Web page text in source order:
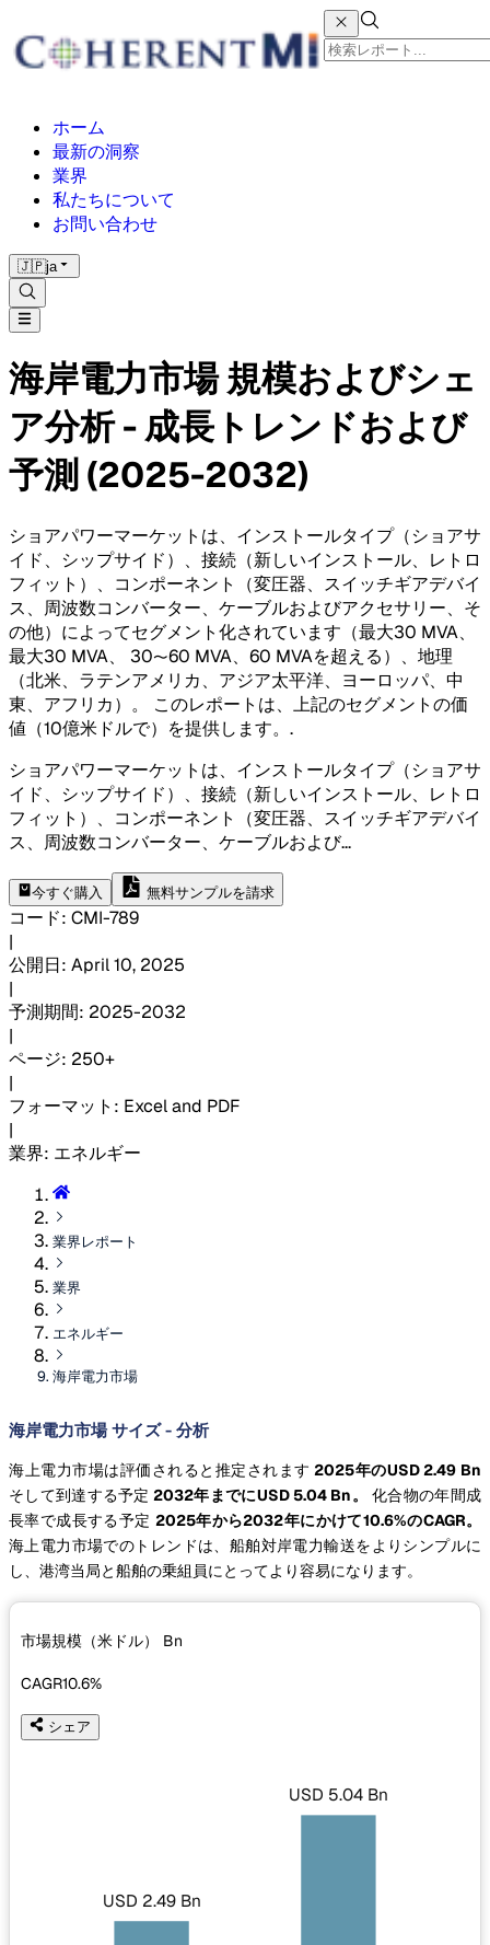
ホーム
最新の洞察
業界
私たちについて
お問い合わせ
🇯🇵ja
海岸電力市場 規模およびシェ
ア分析 - 成長トレンドおよび
予測 (2025-2032)
ショアパワーマーケットは、インストールタイプ（ショアサ
イド、シップサイド）、接続（新しいインストール、レトロ
フィット）、コンポーネント（変圧器、スイッチギアデバイ
ス、周波数コンバーター、ケーブルおよびアクセサリー、そ
の他）によってセグメント化されています（最大30 MVA、
最大30 MVA、 30〜60 MVA、60 MVAを超える）、地理
（北米、ラテンアメリカ、アジア太平洋、ヨーロッパ、中
東、アフリカ）。 このレポートは、上記のセグメントの価
値（10億米ドルで）を提供します。 .
ショアパワーマーケットは、インストールタイプ（ショアサ
イド、シップサイド）、接続（新しいインストール、レトロ
フィット）、コンポーネント（変圧器、スイッチギアデバイ
ス、周波数コンバーター、ケーブルおよび...
今すぐ購入 無料サンプルを請求
コード: CMI-789
|
公開日: April 10, 2025
|
予測期間: 2025-2032
|
ページ: 250+
|
フォーマット : Excel and PDF
|
業界: エネルギー
業界レポート
業界
エネルギー
海岸電力市場
海岸電力市場 サイズ - 分析
海上電力市場は評価されると推定されます 2025年のUSD 2.49 Bn
そして到達する予定 2032年までにUSD 5.04 Bn。
化合物の年間成
長率で成長する予定 2025年から2032年にかけて10.6%のCAGR。
海上電力市場でのトレンドは、船舶対岸電力輸送をよりシンプルに
し、港湾当局と船舶の乗組員にとってより容易になります。
市場規模（米ドル） Bn
CAGR10.6%
シェア
USD 2.49 Bn
USD 5.04 Bn